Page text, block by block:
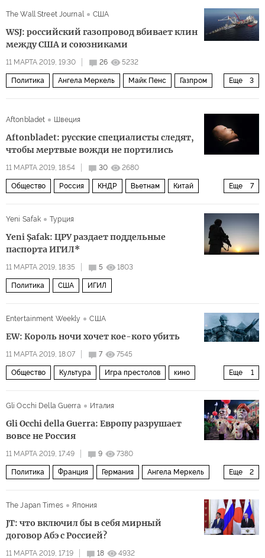
The Wall Street Journal США
WSJ: российский газопровод вбивает клин
между США и союзниками
11 МАРТА 2019, 19:30 26 5232
Еще 3
Политика Ангела Меркель Майк Пенс Газпром
Aftonbladet Швеция
Aftonbladet: русские специалисты следят,
чтобы мертвые вожди не портились
11 МАРТА 2019, 18:54 30 2680
Еще 7
Общество Россия КНДР Вьетнам Китай
Yeni Safak Турция
Yeni Şafak: ЦРУ раздает поддельные
паспорта ИГИЛ*
11 МАРТА 2019, 18:35 5 1803
Политика США ИГИЛ
Entertainment Weekly США
EW: Король ночи хочет кое-кого убить
11 МАРТА 2019, 18:07 7 7545
Еще 1
Общество Культура Игра престолов кино
Gli Occhi Della Guerra
Италия
Gli Occhi della Guerra: Европу разрушает
вовсе не Россия
11 МАРТА 2019, 17:49 9 7380
Еще 2
Политика Франция Германия Ангела Меркель
The Japan Times
Япония
JT: что включил бы в себя мирный
договор Абэ с Россией?
11 МАРТА 2019, 17:19 18 4932